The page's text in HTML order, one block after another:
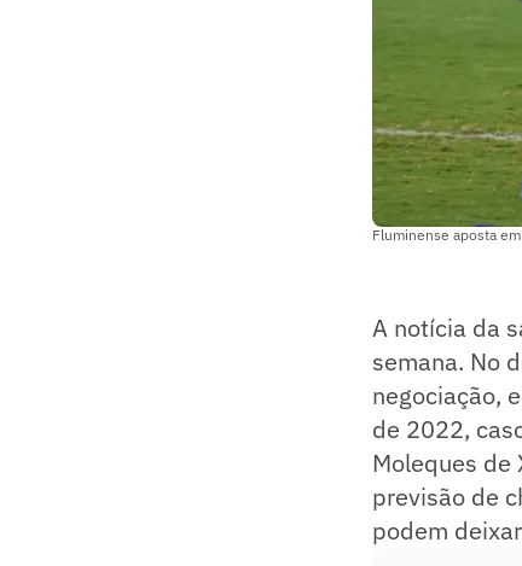
Fluminense aposta
A notícia da
semana. No
negociação,
de 2022,
Moleques de
previsão de
podem